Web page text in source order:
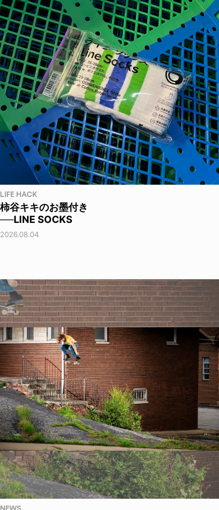
LIFE HACK
柿谷キキのお墨付き
──LINE SOCKS
2026.08.04